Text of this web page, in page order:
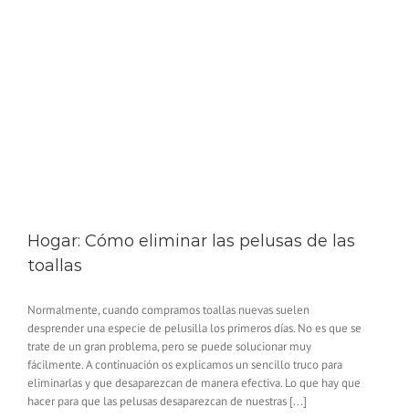
Hogar: Cómo eliminar las pelusas de las
toallas
Normalmente, cuando compramos toallas nuevas suelen
desprender una especie de pelusilla los primeros días. No es que se
trate de un gran problema, pero se puede solucionar muy
fácilmente. A continuación os explicamos un sencillo truco para
eliminarlas y que desaparezcan de manera efectiva. Lo que hay que
hacer para que las pelusas desaparezcan de nuestras [...]